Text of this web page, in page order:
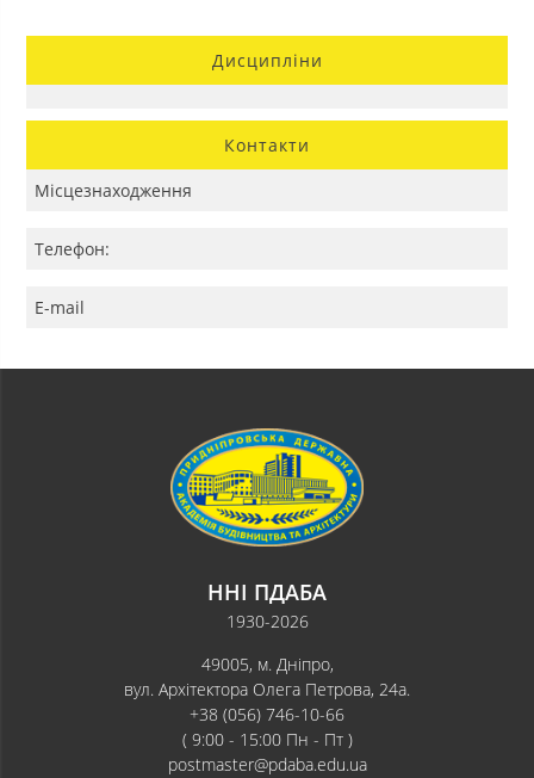
Дисципліни
Контакти
Місцезнаходження
Телефон:
E-mail
ННІ ПДАБА
1930-2026
49005, м. Дніпро,
вул. Архітектора Олега Петрова, 24а.
+38 (056) 746-10-66
( 9:00 - 15:00 Пн - Пт )
postmaster@pdaba.edu.ua